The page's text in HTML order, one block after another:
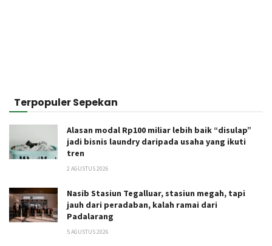
Terpopuler Sepekan
Alasan modal Rp100 miliar lebih baik “disulap”
jadi bisnis laundry daripada usaha yang ikuti
tren
2 AGUSTUS 2026
Nasib Stasiun Tegalluar, stasiun megah, tapi
jauh dari peradaban, kalah ramai dari
Padalarang
5 AGUSTUS 2026